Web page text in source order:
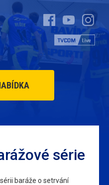
série
baráže o setrvání